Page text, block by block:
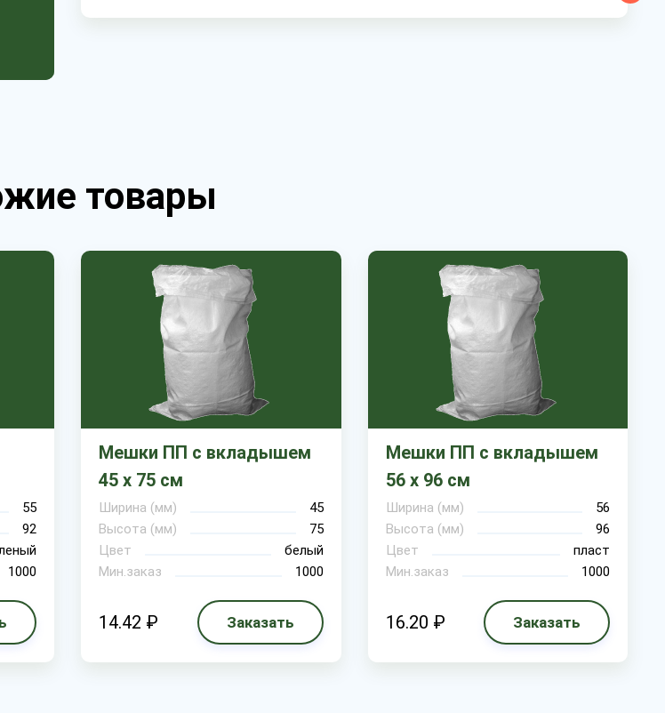
товары
55
92
1000
Мешки ПП с вкладышем
45 х 75 см
Ширина (мм)
45
Высота (мм)
75
Цвет
белый
Мин.заказ
1000
14.42 ₽ Заказать
Мешки ПП с вкладышем
56 х 96 см
Ширина (мм)
56
Высота (мм)
96
Цвет
пласт
Мин.заказ
1000
16.20 ₽ Заказать